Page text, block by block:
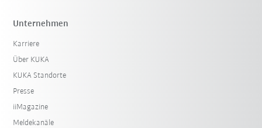
Unternehmen
Karriere
Über KUKA
KUKA Standorte
Presse
iiMagazine
Meldekanäle